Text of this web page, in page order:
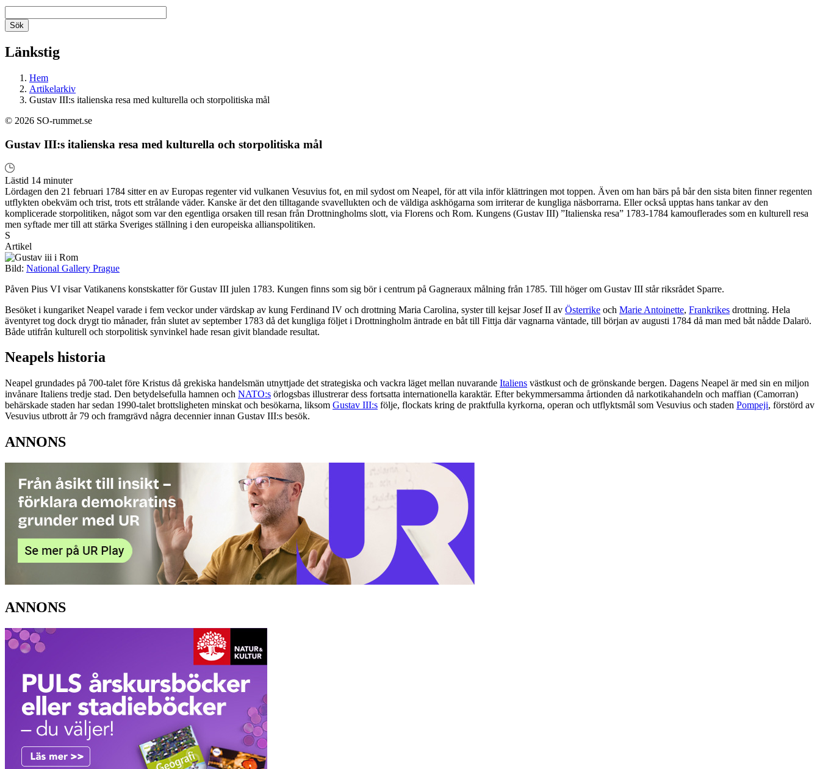
Länkstig
Hem
Artikelarkiv
Gustav III:s italienska resa med kulturella och storpolitiska mål
© 2026 SO-rummet.se
Gustav III:s italienska resa med kulturella och storpolitiska mål
Lästid 14 minuter
Lördagen den 21 februari 1784 sitter en av Europas regenter vid vulkanen Vesuvius fot, en mil sydost om Neapel, för att vila inför klättringen mot toppen. Även om han bärs på bår den sista biten finner regenten
utflykten obekväm och trist, trots ett strålande väder. Kanske är det den tilltagande svavellukten och de väldiga askhögarna som irriterar de kungliga näsborrarna. Eller också upptas hans tankar av den
komplicerade storpolitiken, något som var den egentliga orsaken till resan från Drottningholms slott, via Florens och Rom. Kungens (Gustav III) ”Italienska resa” 1783-1784 kamouflerades som en kulturell resa
men syftade mer till att stärka Sveriges ställning i den europeiska allianspolitiken.
S
Artikel
Bild: National Gallery Prague
Påven Pius VI visar Vatikanens konstskatter för Gustav III julen 1783. Kungen finns som sig bör i centrum på Gagneraux målning från 1785. Till höger om Gustav III står riksrådet Sparre.
Besöket i kungariket Neapel varade i fem veckor under värdskap av kung Ferdinand IV och drottning Maria Carolina, syster till kejsar Josef II av Österrike och Marie Antoinette, Frankrikes drottning. Hela
äventyret tog dock drygt tio månader, från slutet av september 1783 då det kungliga följet i Drottningholm äntrade en båt till Fittja där vagnarna väntade, till början av augusti 1784 då man med båt nådde Dalarö.
Både utifrån kulturell och storpolitisk synvinkel hade resan givit blandade resultat.
Neapels historia
Neapel grundades på 700-talet före Kristus då grekiska handelsmän utnyttjade det strategiska och vackra läget mellan nuvarande Italiens västkust och de grönskande bergen. Dagens Neapel är med sin en miljon
invånare Italiens tredje stad. Den betydelsefulla hamnen och NATO:s örlogsbas illustrerar dess fortsatta internationella karaktär. Efter bekymmersamma årtionden då narkotikahandeln och maffian (Camorran)
behärskade staden har sedan 1990-talet brottsligheten minskat och besökarna, liksom Gustav III:s följe, flockats kring de praktfulla kyrkorna, operan och utflyktsmål som Vesuvius och staden Pompeji, förstörd av
Vesuvius utbrott år 79 och framgrävd några decennier innan Gustav III:s besök.
ANNONS
ANNONS